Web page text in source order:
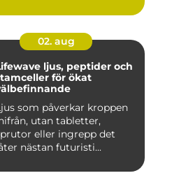
02. aug
ljus, peptider och
för ökat
som påverkar kroppen
utan tabletter,
eller ingrepp det
nästan futuristi...